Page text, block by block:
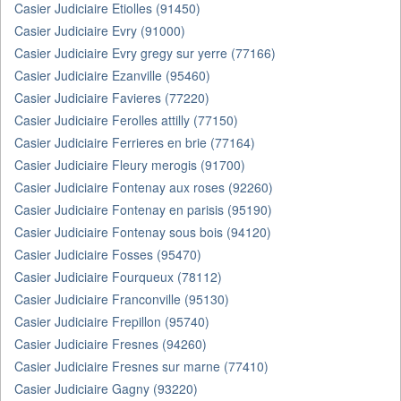
Casier Judiciaire Etiolles (91450)
Casier Judiciaire Evry (91000)
Casier Judiciaire Evry gregy sur yerre (77166)
Casier Judiciaire Ezanville (95460)
Casier Judiciaire Favieres (77220)
Casier Judiciaire Ferolles attilly (77150)
Casier Judiciaire Ferrieres en brie (77164)
Casier Judiciaire Fleury merogis (91700)
Casier Judiciaire Fontenay aux roses (92260)
Casier Judiciaire Fontenay en parisis (95190)
Casier Judiciaire Fontenay sous bois (94120)
Casier Judiciaire Fosses (95470)
Casier Judiciaire Fourqueux (78112)
Casier Judiciaire Franconville (95130)
Casier Judiciaire Frepillon (95740)
Casier Judiciaire Fresnes (94260)
Casier Judiciaire Fresnes sur marne (77410)
Casier Judiciaire Gagny (93220)